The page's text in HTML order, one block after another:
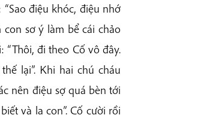
điệu khóc, điệu nhớ
con sơ ý làm bể cái chảo
“Thôi, đi theo Cố vô đây.
lại”. Khi hai chú cháu
nên điệu sợ quá bèn tới
và la con”. Cố cười rồi